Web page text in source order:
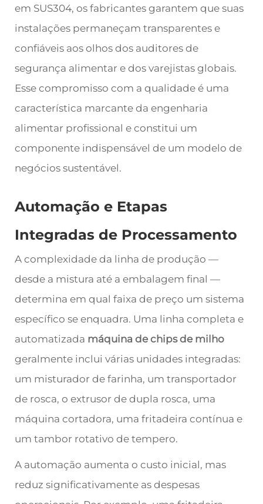
em SUS304, os fabricantes garantem que suas
instalações permaneçam transparentes e
confiáveis aos olhos dos auditores de
segurança alimentar e dos varejistas globais.
Esse compromisso com a qualidade é uma
característica marcante da engenharia
alimentar profissional e constitui um
componente indispensável de um modelo de
negócios sustentável.
Automação e Etapas
Integradas de Processamento
A complexidade da linha de produção —
desde a mistura até a embalagem final —
determina em qual faixa de preço um sistema
específico se enquadra. Uma linha completa e
automatizada máquina de chips de milho
geralmente inclui várias unidades integradas:
um misturador de farinha, um transportador
de rosca, o extrusor de dupla rosca, uma
máquina cortadora, uma fritadeira contínua e
um tambor rotativo de tempero.
A automação aumenta o custo inicial, mas
reduz significativamente as despesas